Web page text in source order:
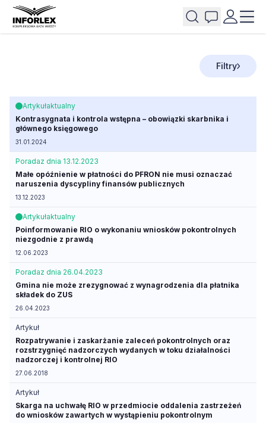
Filtry
Artykułaktualny
Kontrasygnata i kontrola wstępna – obowiązki skarbnika i
głównego księgowego
31.01.2024
Poradaz dnia 13.12.2023
Małe opóźnienie w płatności do PFRON nie musi oznaczać
naruszenia dyscypliny finansów publicznych
13.12.2023
Artykułaktualny
Poinformowanie RIO o wykonaniu wniosków pokontrolnych
niezgodnie z prawdą
12.06.2023
Poradaz dnia 26.04.2023
Gmina nie może zrezygnować z wynagrodzenia dla płatnika
składek do ZUS
26.04.2023
Artykuł
Rozpatrywanie i zaskarżanie zaleceń pokontrolnych oraz
rozstrzygnięć nadzorczych wydanych w toku działalności
nadzorczej i kontrolnej RIO
27.06.2018
Artykuł
Skarga na uchwałę RIO w przedmiocie oddalenia zastrzeżeń
do wniosków zawartych w wystąpieniu pokontrolnym